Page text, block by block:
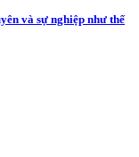
và sự nghiệp như thế